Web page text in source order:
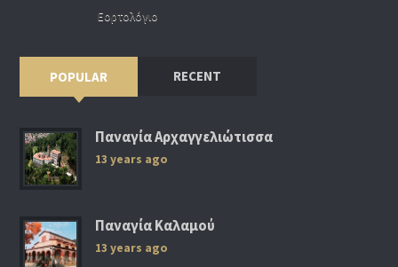
Εορτολόγιο
POPULAR RECENT
Παναγία Αρχαγγελιώτισσα
13 years ago
Παναγία Καλαμού
13 years ago